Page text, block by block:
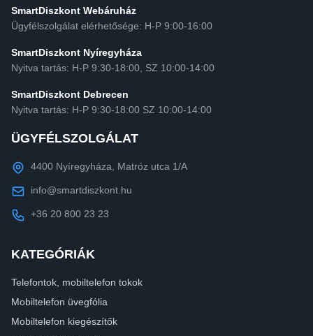
SmartDiszkont Webáruház
Ügyfélszolgálat elérhetősége: H-P 9:00-16:00
SmartDiszkont Nyíregyháza
Nyitva tartás: H-P 9:30-18:00, SZ 10:00-14:00
SmartDiszkont Debrecen
Nyitva tartás: H-P 9:30-18:00 SZ 10:00-14:00
ÜGYFÉLSZOLGÁLAT
4400 Nyíregyháza, Matróz utca 1/A
info@smartdiszkont.hu
+36 20 800 23 23
KATEGÓRIÁK
Telefontok, mobiltelefon tokok
Mobiltelefon üvegfólia
Mobiltelefon kiegészítők